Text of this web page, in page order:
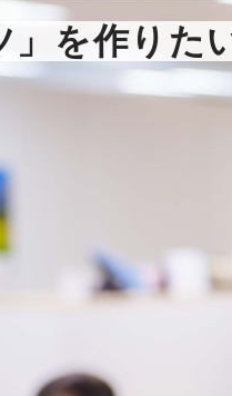
」を作りた